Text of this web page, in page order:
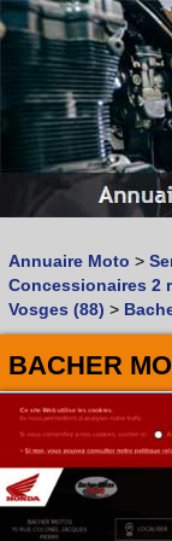
Vous recherchez
Quoi :
Où :
Retrouvez dans
les bonnes
480
768
Annuaire Moto >
Concessionaires 2
Vosges (88) >
BACHER